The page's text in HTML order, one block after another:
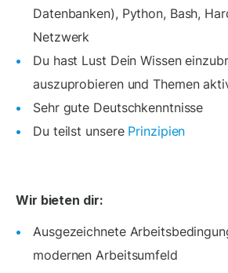
Datenbanken), Python, Bash,
Netzwerk
Du hast Lust Dein Wissen
auszuprobieren und Themen
Sehr gute Deutschkenntnisse
Du teilst unsere Prinzipien
Wir bieten dir:
Ausgezeichnete
modernen Arbeitsumfeld